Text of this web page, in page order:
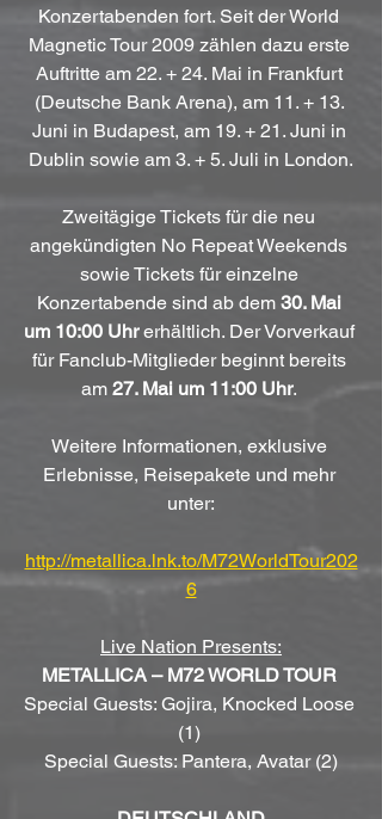
Konzertabenden fort. Seit der World
Magnetic Tour 2009 zählen dazu erste
Auftritte am 22. + 24. Mai in Frankfurt
(Deutsche Bank Arena), am 11. + 13.
Juni in Budapest, am 19. + 21. Juni in
Dublin sowie am 3. + 5. Juli in London.
Zweitägige Tickets für die neu
angekündigten No Repeat Weekends
sowie Tickets für einzelne
Konzertabende sind ab dem 30. Mai
um 10:00 Uhr erhältlich. Der Vorverkauf
für Fanclub-Mitglieder beginnt bereits
am 27. Mai um 11:00 Uhr.
Weitere Informationen, exklusive
Erlebnisse, Reisepakete und mehr
unter:
http://metallica.lnk.to/M72WorldTour202
6
Live Nation Presents:
METALLICA – M72 WORLD TOUR
Special Guests: Gojira, Knocked Loose
(1)
Special Guests: Pantera, Avatar (2)